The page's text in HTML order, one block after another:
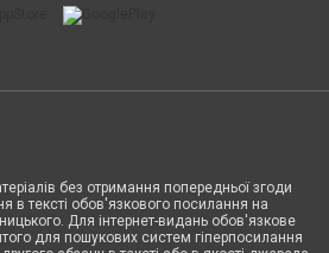
без отримання попередньої згоди
в тексті обов'язкового посилання на
Для інтернет-видань обов'язкове
для пошукових систем гіперпосилання